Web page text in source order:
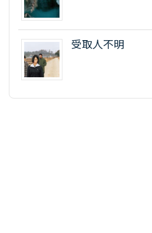
受取人不明